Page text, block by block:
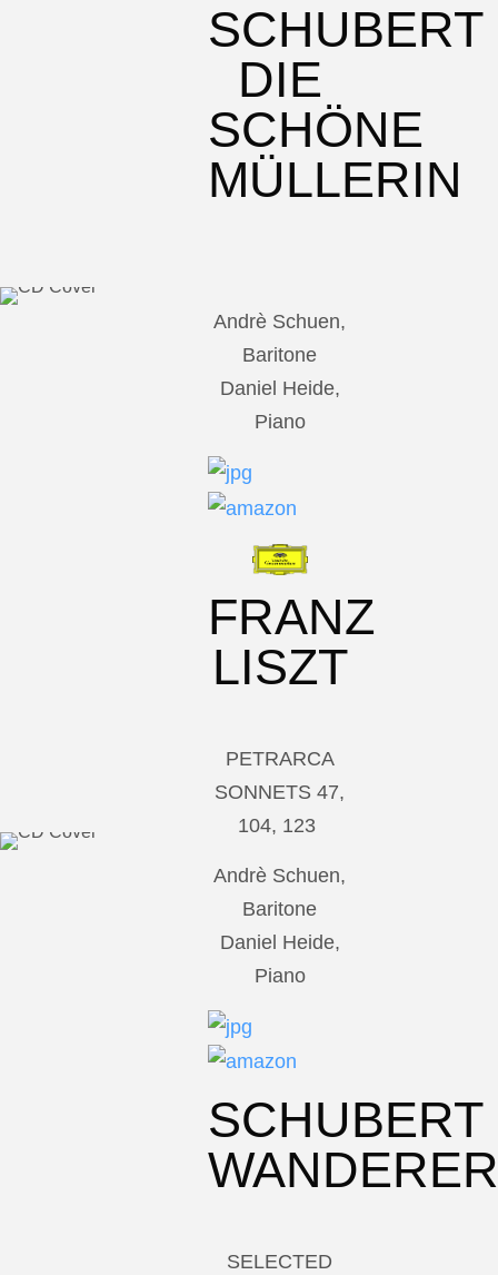
SCHUBERT
DIE
SCHÖNE
MÜLLERIN
Andrè Schuen,
Baritone
Daniel Heide,
Piano
FRANZ
LISZT
PETRARCA
SONNETS 47,
104, 123
Andrè Schuen,
Baritone
Daniel Heide,
Piano
SCHUBERT
WANDERER
SELECTED